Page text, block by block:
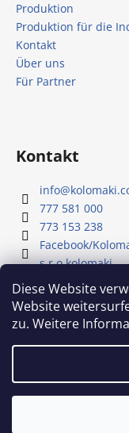
Diese Website
Website
zu. Weitere
Produktion
Produktion für die
Kontakt
Über uns
Für Partner
Kontakt
info@
777 581 000
773 153 238
Facebook/
s.r.o.kolomaki
Youtube -